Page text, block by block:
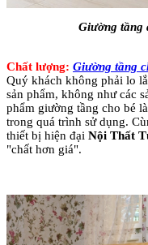
Giường tầng
Chất lượng: Giường tầng
Quý khách không phải lo
sản phẩm, không như các
phẩm giường tầng cho bé
trong quá trình sử dụng.
thiết bị hiện đại Nội Thất
"chất hơn giá".